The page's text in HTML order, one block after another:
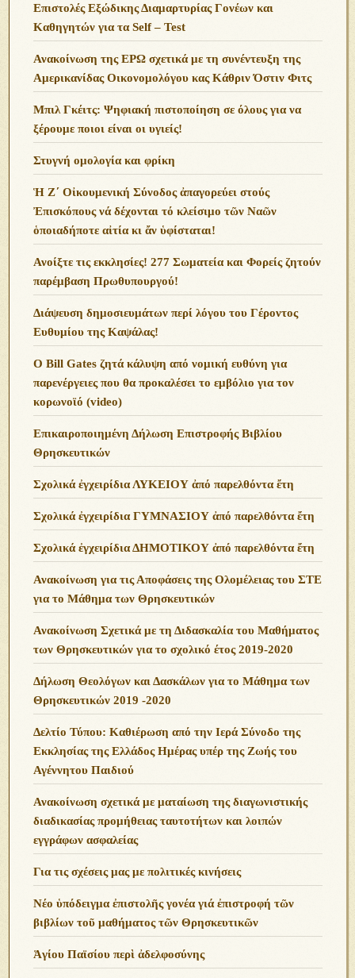
Επιστολές Εξώδικης Διαμαρτυρίας Γονέων και
Καθηγητών για τα Self – Test
Ανακοίνωση της ΕΡΩ σχετικά με τη συνέντευξη της
Αμερικανίδας Οικονομολόγου κας Κάθριν Όστιν Φιτς
Μπιλ Γκέιτς: Ψηφιακή πιστοποίηση σε όλους για να
ξέρουμε ποιοι είναι οι υγιείς!
Στυγνή ομολογία και φρίκη
Ἡ Ζ΄ Οἰκουμενική Σύνοδος ἀπαγορεύει στούς
Ἐπισκόπους νά δέχονται τό κλείσιμο τῶν Ναῶν
ὁποιαδήποτε αἰτία κι ἄν ὑφίσταται!
Ανoίξτε τις εκκλησίες! 277 Σωματεία και Φορείς ζητούν
παρέμβαση Πρωθυπουργού!
Διάψευση δημοσιευμάτων περί λόγου του Γέροντος
Ευθυμίου της Καψάλας!
O Bill Gates ζητά κάλυψη από νομική ευθύνη για
παρενέργειες που θα προκαλέσει το εμβόλιο για τον
κορωνοϊό (video)
Επικαιροποιημένη Δήλωση Επιστροφής Βιβλίου
Θρησκευτικών
Σχολικά ἐγχειρίδια ΛΥΚΕΙΟΥ ἀπό παρελθόντα ἔτη
Σχολικά ἐγχειρίδια ΓΥΜΝΑΣΙΟΥ ἀπό παρελθόντα ἔτη
Σχολικά ἐγχειρίδια ΔΗΜΟΤΙΚΟΥ ἀπό παρελθόντα ἔτη
Ανακοίνωση για τις Αποφάσεις της Ολομέλειας του ΣΤΕ
για το Μάθημα των Θρησκευτικών
Ανακοίνωση Σχετικά με τη Διδασκαλία του Μαθήματος
των Θρησκευτικών για το σχολικό έτος 2019-2020
Δήλωση Θεολόγων και Δασκάλων για το Μάθημα των
Θρησκευτικών 2019 -2020
Δελτίο Τύπου: Καθιέρωση από την Ιερά Σύνοδο της
Εκκλησίας της Ελλάδος Ημέρας υπέρ της Ζωής του
Αγέννητου Παιδιού
Ανακοίνωση σχετικά με ματαίωση της διαγωνιστικής
διαδικασίας προμήθειας ταυτοτήτων και λοιπών
εγγράφων ασφαλείας
Για τις σχέσεις μας με πολιτικές κινήσεις
Νέο ὑπόδειγμα ἐπιστολῆς γονέα γιά ἐπιστροφή τῶν
βιβλίων τοῦ μαθήματος τῶν Θρησκευτικῶν
Ἁγίου Παϊσίου περὶ ἀδελφοσύνης